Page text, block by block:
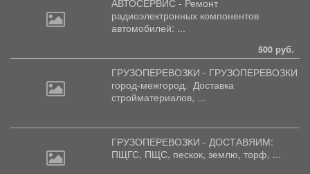
АВТОСЕРВИС - Ремонт
радиоэлектронных компонентов
автомобилей: ...
500 руб.
ГРУЗОПЕРЕВОЗКИ - ГРУЗОПЕРЕВОЗКИ
город-межгород. Доставка
стройматериалов, ...
ГРУЗОПЕРЕВОЗКИ - ДОСТАВЯИМ:
ПЩГС, ПЩС, пескок, землю, торф, ...